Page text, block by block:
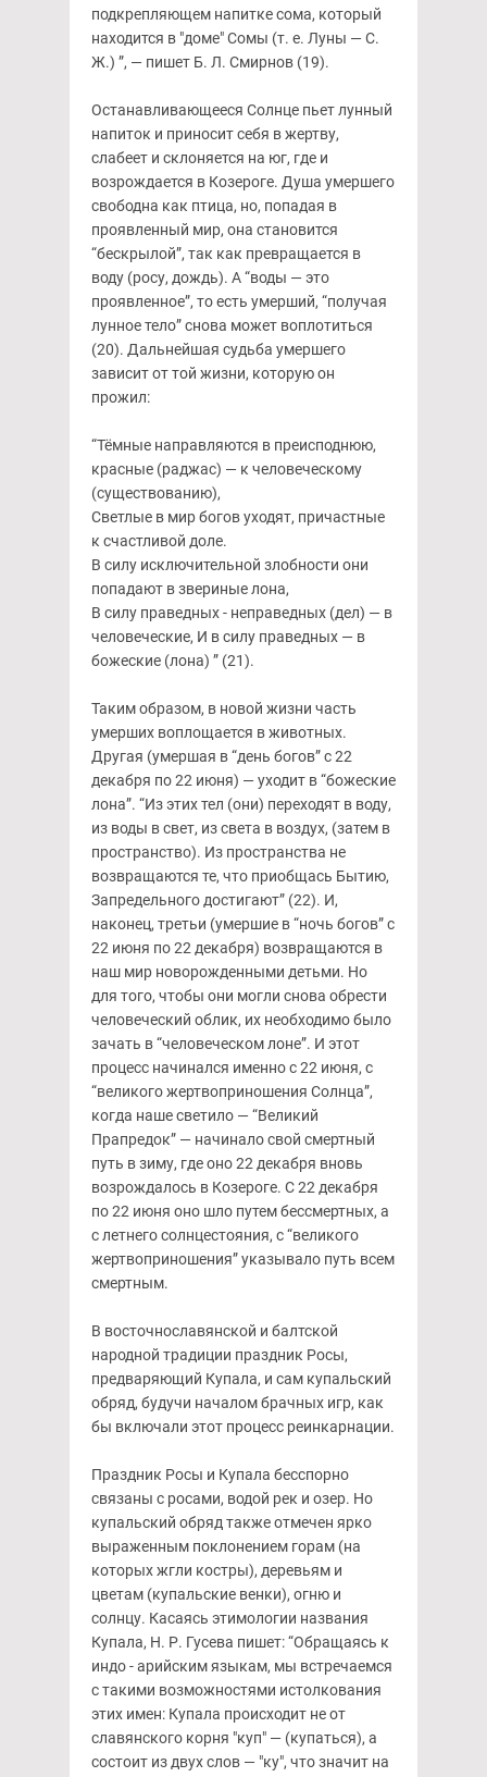
подкрепляющем напитке сома, который
находится в "доме" Сомы (т. е. Луны — С.
Ж.) ”, — пишет Б. Л. Смирнов (19).
Останавливающееся Солнце пьет лунный
напиток и приносит себя в жертву,
слабеет и склоняется на юг, где и
возрождается в Козероге. Душа умершего
свободна как птица, но, попадая в
проявленный мир, она становится
“бескрылой”, так как превращается в
воду (росу, дождь). А “воды — это
проявленное”, то есть умерший, “получая
лунное тело” снова может воплотиться
(20). Дальнейшая судьба умершего
зависит от той жизни, которую он
прожил:
“Тёмные направляются в преисподнюю,
красные (раджас) — к человеческому
(существованию),
Светлые в мир богов уходят, причастные
к счастливой доле.
В силу исключительной злобности они
попадают в звериные лона,
В силу праведных - неправедных (дел) — в
человеческие, И в силу праведных — в
божеские (лона) ” (21).
Таким образом, в новой жизни часть
умерших воплощается в животных.
Другая (умершая в “день богов” с 22
декабря по 22 июня) — уходит в “божеские
лона”. “Из этих тел (они) переходят в воду,
из воды в свет, из света в воздух, (затем в
пространство). Из пространства не
возвращаются те, что приобщась Бытию,
Запредельного достигают” (22). И,
наконец, третьи (умершие в “ночь богов” с
22 июня по 22 декабря) возвращаются в
наш мир новорожденными детьми. Но
для того, чтобы они могли снова обрести
человеческий облик, их необходимо было
зачать в “человеческом лоне”. И этот
процесс начинался именно с 22 июня, с
“великого жертвоприношения Солнца”,
когда наше светило — “Великий
Прапредок” — начинало свой смертный
путь в зиму, где оно 22 декабря вновь
возрождалось в Козероге. С 22 декабря
по 22 июня оно шло путем бессмертных, а
с летнего солнцестояния, с “великого
жертвоприношения” указывало путь всем
смертным.
В восточнославянской и балтской
народной традиции праздник Росы,
предваряющий Купала, и сам купальский
обряд, будучи началом брачных игр, как
бы включали этот процесс реинкарнации.
Праздник Росы и Купала бесспорно
связаны с росами, водой рек и озер. Но
купальский обряд также отмечен ярко
выраженным поклонением горам (на
которых жгли костры), деревьям и
цветам (купальские венки), огню и
солнцу. Касаясь этимологии названия
Купала, Н. Р. Гусева пишет: “Обращаясь к
индо - арийским языкам, мы встречаемся
с такими возможностями истолкования
этих имен: Купала происходит не от
славянского корня "куп" — (купаться), а
состоит из двух слов — "ку", что значит на